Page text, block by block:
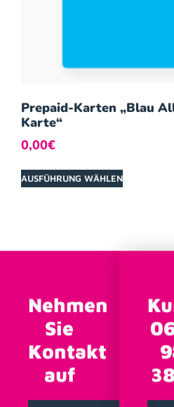
Prepaid-Karten „Blau
Karte“
0,00€
AUSFÜHRUNG WÄHLEN
Nehmen
Sie
Kontakt
auf